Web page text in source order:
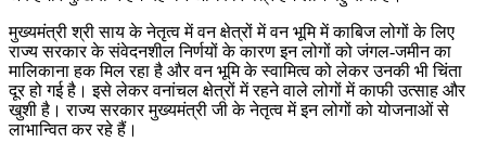
मुख्यमंत्री श्री साय के नेतृत्व में वन क्षेत्रों में वन भूमि में काबिज लोगों के लिए
राज्य सरकार के संवेदनशील निर्णयों के कारण इन लोगों को जंगल-जमीन का
मालिकाना हक मिल रहा है और वन भूमि के स्वामित्व को लेकर उनकी भी चिंता
दूर हो गई है। इसे लेकर वनांचल क्षेत्रों में रहने वाले लोगों में काफी उत्साह और
खुशी है। राज्य सरकार मुख्यमंत्री जी के नेतृत्व में इन लोगों को योजनाओं से
लाभान्वित कर रहे हैं।